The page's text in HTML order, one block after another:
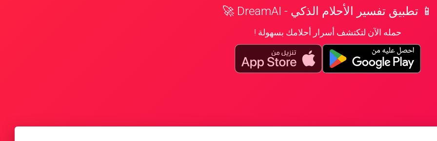
📱 تطبيق تفسير الأحلام الذكي - DreamAI 🚀
حمله الآن لتكتشف أسرار أحلامك بسهولة !